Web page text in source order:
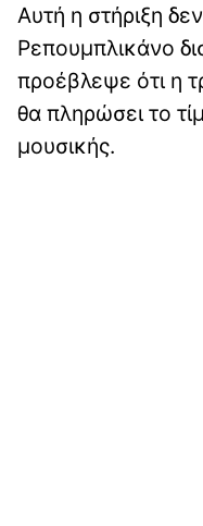
Αυτή η στήριξη
Ρεπουμπλικάνο
προέβλεψε ότι η
θα πληρώσει το
μουσικής.